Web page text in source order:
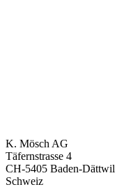
K. Mösch AG
Täfernstrasse 4
CH-5405 Baden-Dättwil
Schweiz